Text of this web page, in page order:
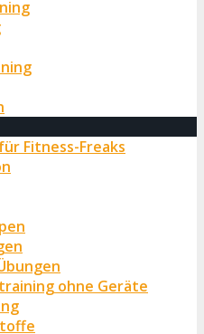
Fitness-Freaks
ohne Geräte